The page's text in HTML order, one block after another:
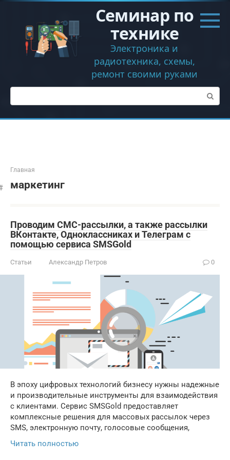
Перейти
контенту
Семинар по
технике
Электроника и
радиотехника, схемы,
ремонт своими руками
Поиск:
Главная
маркетинг
Проводим СМС-рассылки, а также рассылки
ВКонтакте, Одноклассниках и Телеграм с
помощью сервиса SMSGold
Статьи Александр Петров 0
В эпоху цифровых технологий бизнесу нужны надежные
и производительные инструменты для взаимодействия
с клиентами. Сервис SMSGold предоставляет
комплексные решения для массовых рассылок через
SMS, электронную почту, голосовые сообщения,
Читать полностью